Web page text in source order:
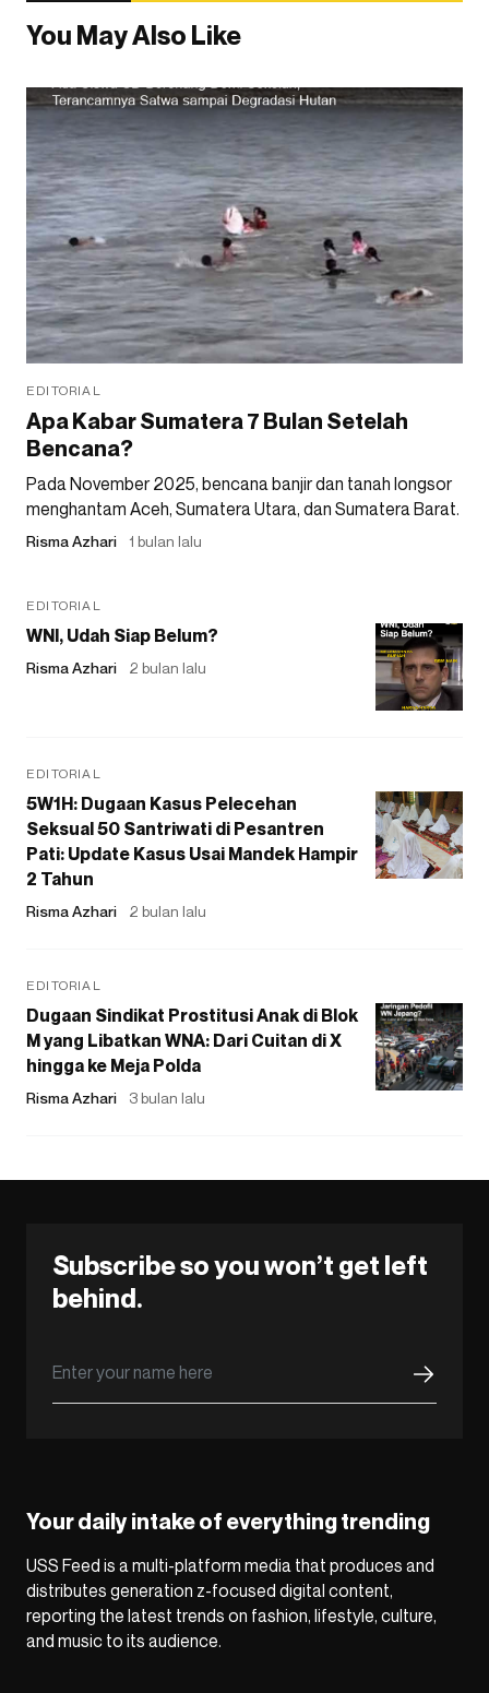
You May Also Like
EDITORIAL
Apa Kabar Sumatera 7 Bulan Setelah
Bencana?
Pada November 2025, bencana banjir dan tanah longsor
menghantam Aceh, Sumatera Utara, dan Sumatera Barat.
Risma Azhari 1 bulan lalu
EDITORIAL
WNI, Udah Siap Belum?
Risma Azhari 2 bulan lalu
EDITORIAL
5W1H: Dugaan Kasus Pelecehan
Seksual 50 Santriwati di Pesantren
Pati: Update Kasus Usai Mandek Hampir
2 Tahun
Risma Azhari 2 bulan lalu
EDITORIAL
Dugaan Sindikat Prostitusi Anak di Blok
M yang Libatkan WNA: Dari Cuitan di X
hingga ke Meja Polda
Risma Azhari 3 bulan lalu
Subscribe so you won’t get left
behind.
Your daily intake of everything trending
USS Feed is a multi-platform media that produces and
distributes generation z-focused digital content,
reporting the latest trends on fashion, lifestyle, culture,
and music to its audience.